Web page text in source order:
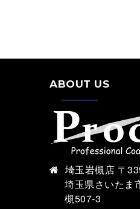
ABOUT US
埼玉岩槻店 〒
埼玉県さいたま
槻507-3